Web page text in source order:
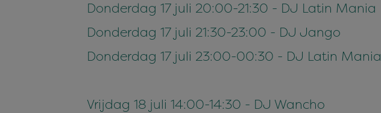
Donderdag 17 juli 20:00-21:30 - DJ Latin Mania
Donderdag 17 juli 21:30-23:00 - DJ Jango
Donderdag 17 juli 23:00-00:30 - DJ Latin Mania
Vrijdag 18 juli 14:00-14:30 - DJ Wancho